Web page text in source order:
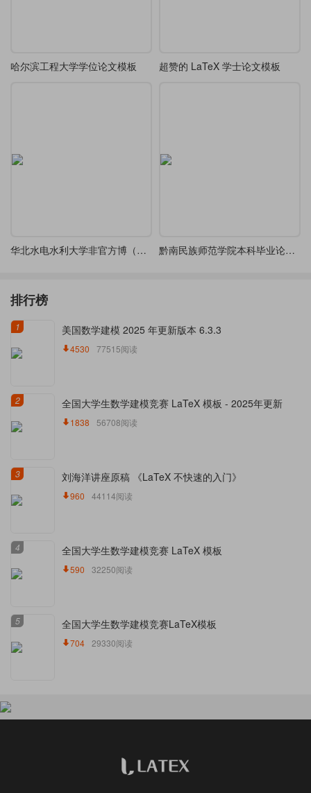
哈尔滨工程大学学位论文模板 超赞的 LaTeX 学士论文模板
华北水电水利大学非官方博（硕）士毕业论文模板1.0版 黔南民族师范学院本科毕业论文开题报告
排行榜
1 美国数学建模 2025 年更新版本 6.3.3
4530 77515阅读
2 全国大学生数学建模竞赛 LaTeX 模板 - 2025年更新
1838 56708阅读
3 刘海洋讲座原稿 《LaTeX 不快速的入门》
960 44114阅读
4 全国大学生数学建模竞赛 LaTeX 模板
590 32250阅读
5 全国大学生数学建模竞赛LaTeX模板
704 29330阅读